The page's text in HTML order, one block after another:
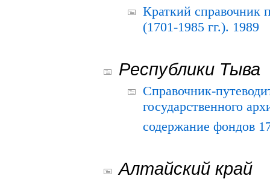
Краткий
(1701-1985 гг.). 1989
Республики Тыва
Справочник-
государственного
содержание фондов
Алтайский край